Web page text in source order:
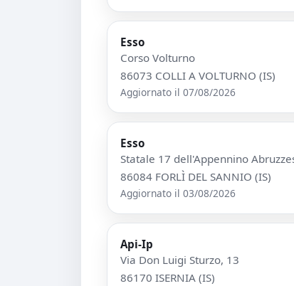
Esso
Corso Volturno
86073 COLLI A VOLTURNO (IS)
Aggiornato il 07/08/2026
Esso
Statale 17 dell'Appennino
86084 FORLÌ DEL SANNIO (IS)
Aggiornato il 03/08/2026
Api-Ip
Via Don Luigi Sturzo, 13
86170 ISERNIA (IS)